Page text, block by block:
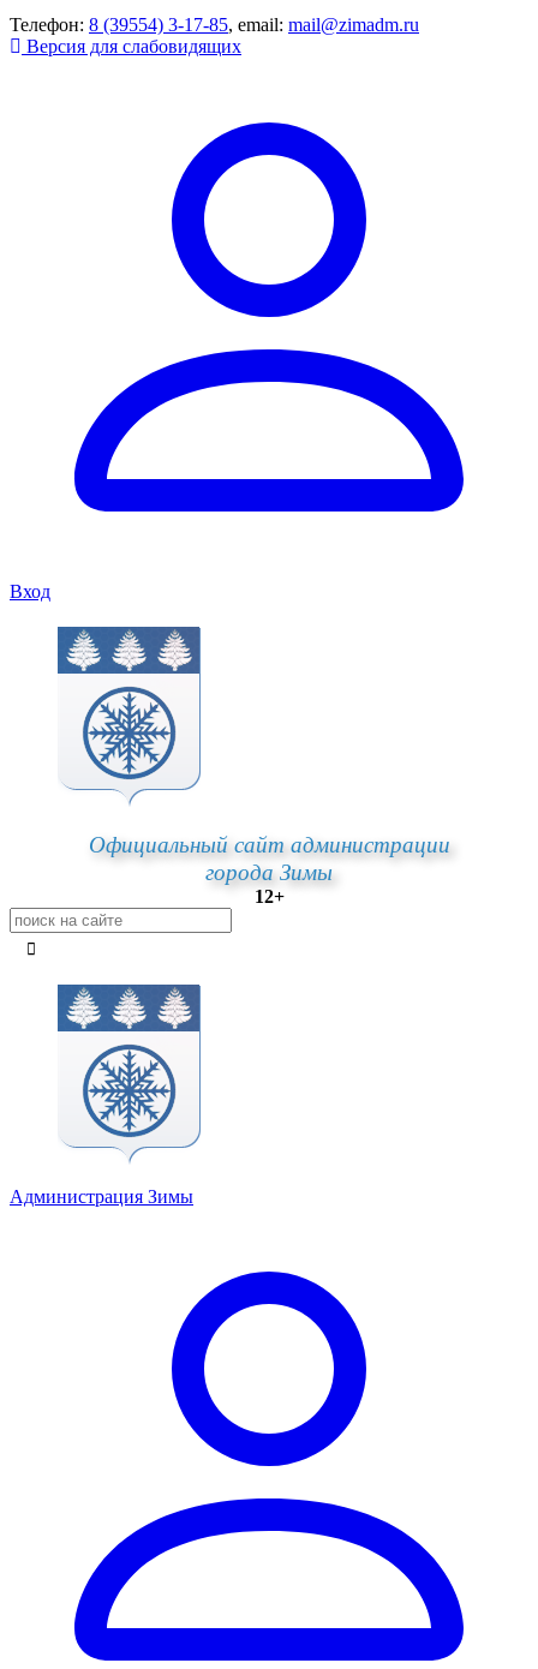
Телефон: 8 (39554) 3-17-85, email: mail@zimadm.ru
Версия для слабовидящих
Вход
Официальный сайт администрации
города Зимы
12+
Администрация Зимы